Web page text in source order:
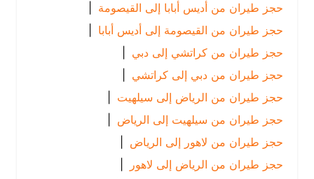
حجز طيران من أديس أبابا إلى القيصومة |
حجز طيران من القيصومة إلى أديس أبابا |
حجز طيران من كراتشي إلى دبي |
حجز طيران من دبي إلى كراتشي |
حجز طيران من الرياض إلى سيلهيت |
حجز طيران من سيلهيت إلى الرياض
|
حجز طيران من لاهور إلى الرياض
|
حجز طيران من الرياض إلى لاهور |